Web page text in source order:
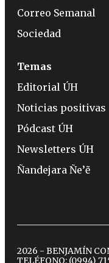
Correo Semanal
Sociedad
Temas
Editorial ÚH
Noticias positivas
Pódcast ÚH
Newsletters ÚH
Ñandejara Ñe’ẽ
2026 - BENJAMÍN
TELÉFONO: (0994)